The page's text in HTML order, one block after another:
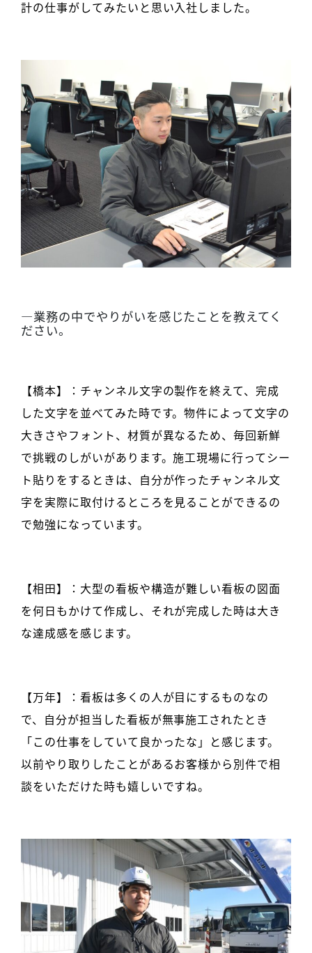
計の仕事がしてみたいと思い入社しました。
―業務の中でやりがいを感じたことを教えてく
ださい。
【橋本】：チャンネル文字の製作を終えて、完成
した文字を並べてみた時です。物件によって文字の
大きさやフォント、材質が異なるため、毎回新鮮
で挑戦のしがいがあります。施工現場に行ってシー
ト貼りをするときは、自分が作ったチャンネル文
字を実際に取付けるところを見ることができるの
で勉強になっています。
【相田】：大型の看板や構造が難しい看板の図面
を何日もかけて作成し、それが完成した時は大き
な達成感を感じます。
【万年】：看板は多くの人が目にするものなの
で、自分が担当した看板が無事施工されたとき
「この仕事をしていて良かったな」と感じます。
以前やり取りしたことがあるお客様から別件で相
談をいただけた時も嬉しいですね。